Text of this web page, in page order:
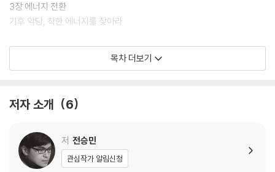
3장 에너지 전환
기후 악당, 착한 에너지를 찾아라
4장 생산과 소비
끝없는 생산과 소비에 브레이크를 걸어라
코로나19가 우리에게 전하는 말
6장 혐오와 인권
우리에게 스며든 혐오, 공감으로 넘어서기
목차 더보기
저자 소개 6
저 전승민
관심작가 알림신청